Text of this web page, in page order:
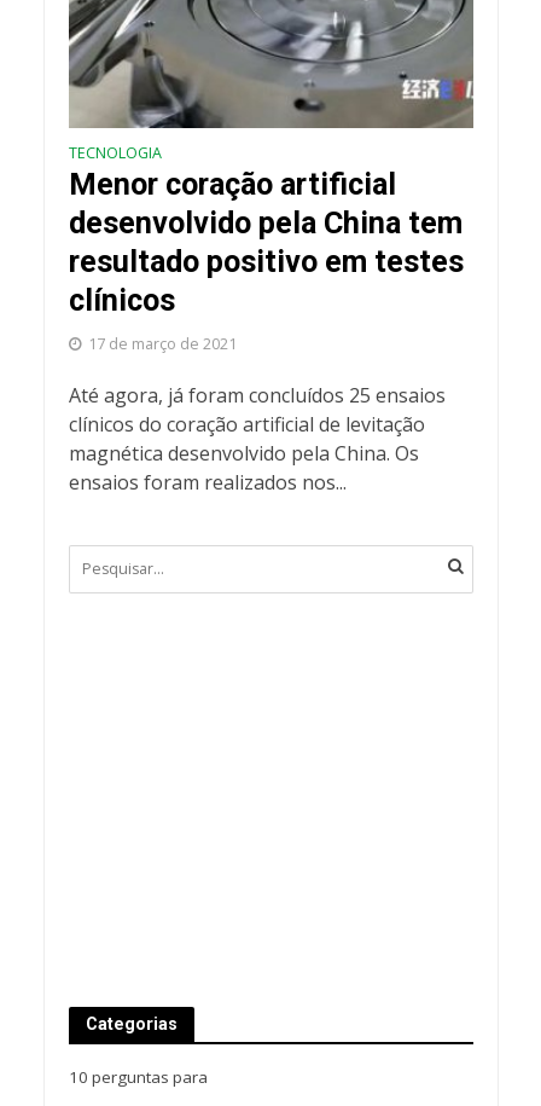
TECNOLOGIA
Menor coração artificial
desenvolvido pela China tem
resultado positivo em testes
clínicos
17 de março de 2021
Até agora, já foram concluídos 25 ensaios
clínicos do coração artificial de levitação
magnética desenvolvido pela China. Os
ensaios foram realizados nos...
Categorias
10 perguntas para